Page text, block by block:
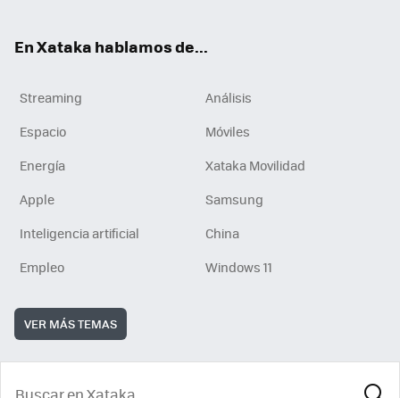
En Xataka hablamos de...
Streaming
Análisis
Espacio
Móviles
Energía
Xataka Movilidad
Apple
Samsung
Inteligencia artificial
China
Empleo
Windows 11
VER MÁS TEMAS